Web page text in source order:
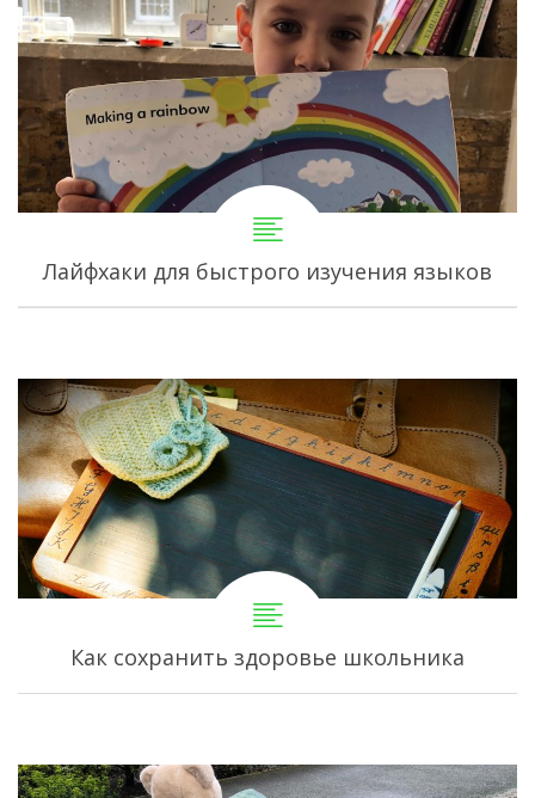
Лайфхаки для быстрого изучения языков
Как сохранить здоровье школьника